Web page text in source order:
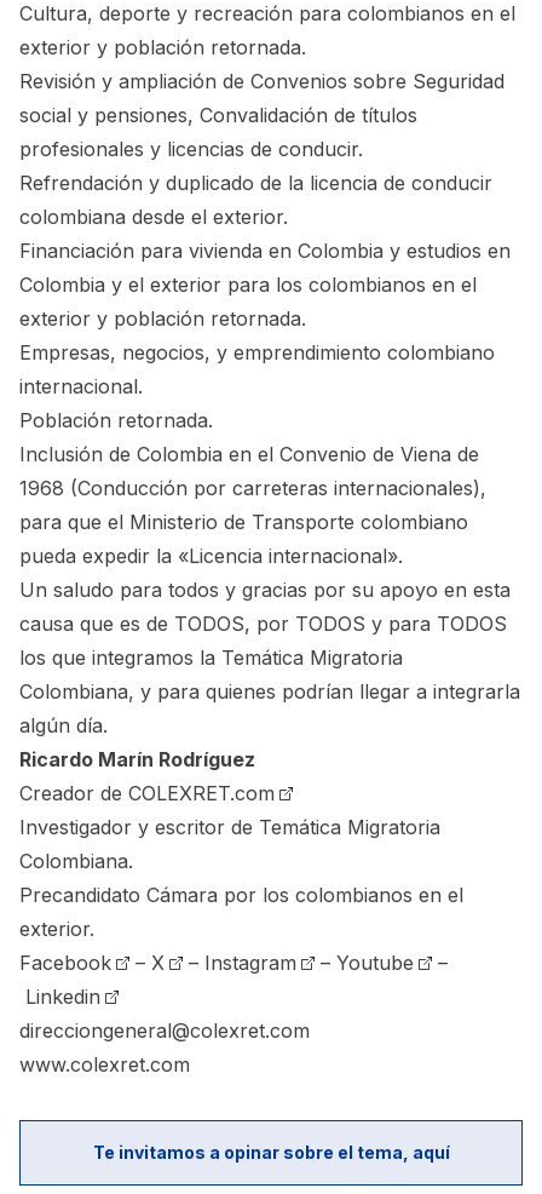
Cultura, deporte y recreación para colombianos en el
exterior y población retornada.
Revisión y ampliación de Convenios sobre Seguridad
social y pensiones, Convalidación de títulos
profesionales y licencias de conducir.
Refrendación y duplicado de la licencia de conducir
colombiana desde el exterior.
Financiación para vivienda en Colombia y estudios en
Colombia y el exterior para los colombianos en el
exterior y población retornada.
Empresas, negocios, y emprendimiento colombiano
internacional.
Población retornada.
Inclusión de Colombia en el Convenio de Viena de
1968 (Conducción por carreteras internacionales),
para que el Ministerio de Transporte colombiano
pueda expedir la «Licencia internacional».
Un saludo para todos y gracias por su apoyo en esta
causa que es de TODOS, por TODOS y para TODOS
los que integramos la Temática Migratoria
Colombiana, y para quienes podrían llegar a integrarla
algún día.
Ricardo Marín Rodríguez
Creador de COLEXRET.com
Investigador y escritor de Temática Migratoria
Colombiana.
Precandidato Cámara por los colombianos en el
exterior.
Facebook
– X – Instagram – Youtube
–
Linkedin
direcciongeneral@colexret.com
www.colexret.com
Te invitamos a opinar sobre el tema, aquí